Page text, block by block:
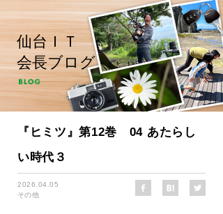
仙台ＩＴ
会長ブログ
『ヒミツ』第12巻 04 あたらし
い時代３
2026.04.05
その他